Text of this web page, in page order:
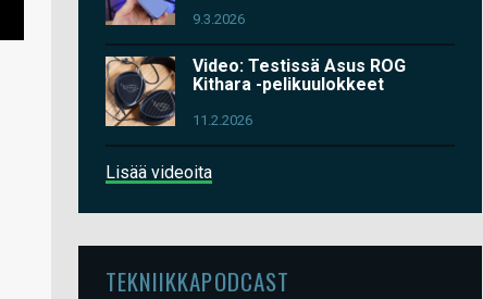
9.3.2026
Video: Testissä Asus ROG
Kithara -pelikuulokkeet
11.2.2026
Lisää videoita
TEKNIIKKAPODCAST